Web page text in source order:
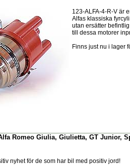
123-ALFA-4-R-V är
Alfas klassiska
utan ersätter
till dessa motorer
Finns just nu i lager
Romeo Giulia, Giulietta, GT Junior,
nyhet för de som har bil med positiv jord!